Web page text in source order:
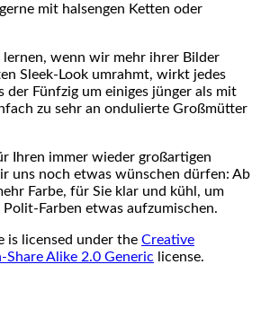
mit halsengen Ketten oder
lernen, wenn wir mehr ihrer Bilder
Sleek-Look umrahmt, wirkt jedes
der Fünfzig um einiges jünger als mit
zu sehr an ondulierte Großmütter
Ihren immer wieder großartigen
uns noch etwas wünschen dürfen: Ab
Farbe, für Sie klar und kühl, um
Polit-Farben etwas aufzumischen.
is licensed under the Creative
Alike 2.0 Generic license.